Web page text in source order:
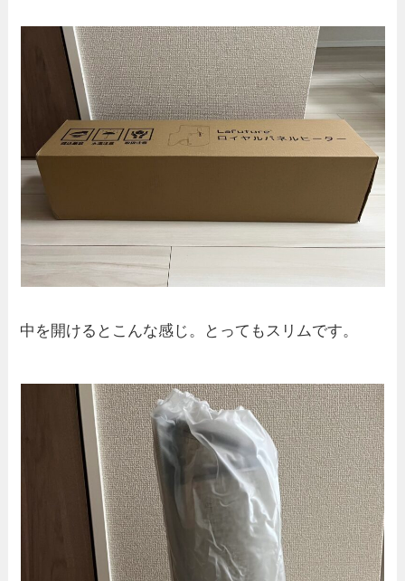
中を開けるとこんな感じ。とってもスリムです。